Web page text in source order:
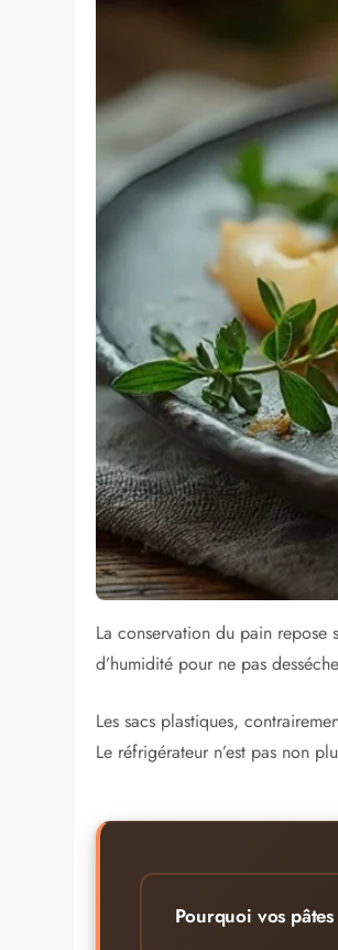
La conservation du pain
d’humidité pour ne pas
Les sacs plastiques,
Le réfrigérateur n’est pas non
Pourquoi vos